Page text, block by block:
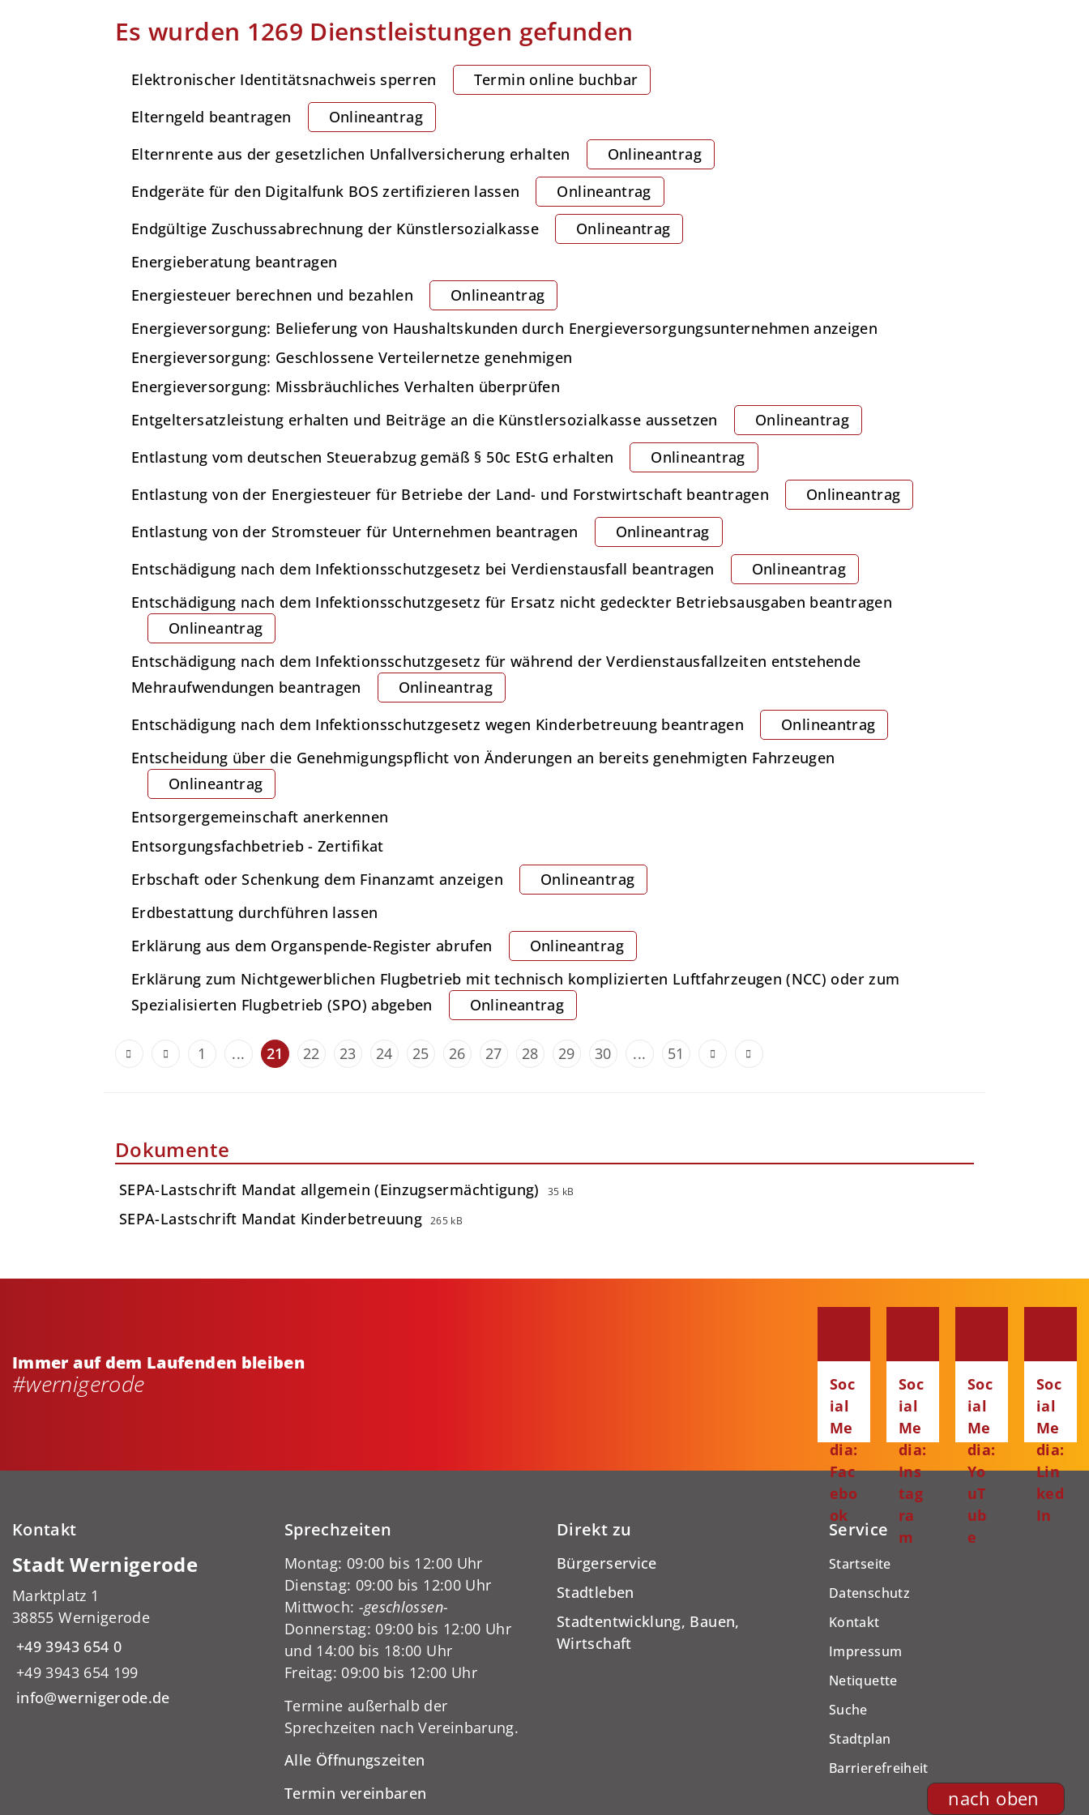
Es wurden 1269 Dienstleistungen gefunden
Elektronischer Identitätsnachweis sperren
Termin online buchbar
Elterngeld beantragen
Onlineantrag
Elternrente aus der gesetzlichen Unfallversicherung erhalten
Onlineantrag
Endgeräte für den Digitalfunk BOS zertifizieren lassen
Onlineantrag
Endgültige Zuschussabrechnung der Künstlersozialkasse
Onlineantrag
Energieberatung beantragen
Energiesteuer berechnen und bezahlen
Onlineantrag
Energieversorgung: Belieferung von Haushaltskunden durch Energieversorgungsunternehmen anzeigen
Energieversorgung: Geschlossene Verteilernetze genehmigen
Energieversorgung: Missbräuchliches Verhalten überprüfen
Entgeltersatzleistung erhalten und Beiträge an die Künstlersozialkasse aussetzen
Onlineantrag
Entlastung vom deutschen Steuerabzug gemäß § 50c EStG erhalten
Onlineantrag
Entlastung von der Energiesteuer für Betriebe der Land- und Forstwirtschaft beantragen
Onlineantrag
Entlastung von der Stromsteuer für Unternehmen beantragen
Onlineantrag
Entschädigung nach dem Infektionsschutzgesetz bei Verdienstausfall beantragen
Onlineantrag
Entschädigung nach dem Infektionsschutzgesetz für Ersatz nicht gedeckter Betriebsausgaben beantragen
Onlineantrag
Entschädigung nach dem Infektionsschutzgesetz für während der Verdienstausfallzeiten entstehende
Mehraufwendungen beantragen
Onlineantrag
Entschädigung nach dem Infektionsschutzgesetz wegen Kinderbetreuung beantragen
Onlineantrag
Entscheidung über die Genehmigungspflicht von Änderungen an bereits genehmigten Fahrzeugen
Onlineantrag
Entsorgergemeinschaft anerkennen
Entsorgungsfachbetrieb - Zertifikat
Erbschaft oder Schenkung dem Finanzamt anzeigen
Onlineantrag
Erdbestattung durchführen lassen
Erklärung aus dem Organspende-Register abrufen
Onlineantrag
Erklärung zum Nichtgewerblichen Flugbetrieb mit technisch komplizierten Luftfahrzeugen (NCC) oder zum
Spezialisierten Flugbetrieb (SPO) abgeben
Onlineantrag
1 ... 21 22 23 24 25 26 27 28 29 30 ... 51
Dokumente
SEPA-Lastschrift Mandat allgemein (Einzugsermächtigung) 35 kB
SEPA-Lastschrift Mandat Kinderbetreuung 265 kB
nach oben
Immer auf dem Laufenden bleiben
#wernigerode
Soc
ial
Me
dia:
Fac
ebo
ok
Soc
ial
Me
dia:
Ins
tag
ra
m
Soc
ial
Me
dia:
Yo
uT
ub
e
Soc
ial
Me
dia:
Lin
ked
In
Kontakt
Stadt Wernigerode
Marktplatz 1
38855 Wernigerode
+49 3943 654 0
+49 3943 654 199
info@wernigerode.de
Sprechzeiten
Montag: 09:00 bis 12:00 Uhr
Dienstag: 09:00 bis 12:00 Uhr
Mittwoch: -geschlossen-
Donnerstag: 09:00 bis 12:00 Uhr
und 14:00 bis 18:00 Uhr
Freitag: 09:00 bis 12:00 Uhr
Termine außerhalb der
Sprechzeiten nach Vereinbarung.
Alle Öffnungszeiten
Termin vereinbaren
Direkt zu
Bürgerservice
Stadtleben
Stadtentwicklung, Bauen,
Wirtschaft
Service
Startseite
Datenschutz
Kontakt
Impressum
Netiquette
Suche
Stadtplan
Barrierefreiheit